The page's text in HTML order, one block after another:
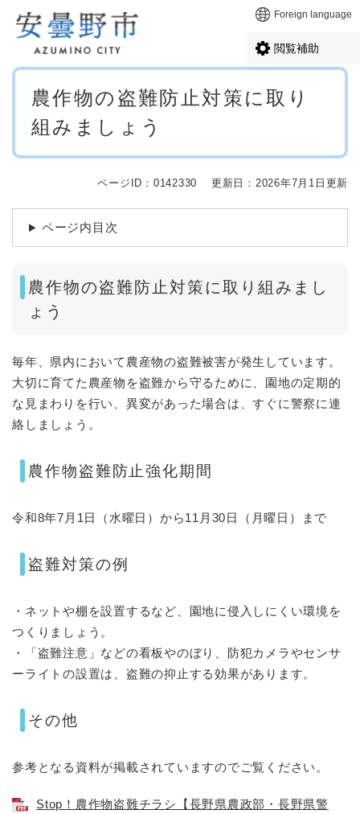
メニューを飛ばして本文へ Foreign language
閲覧補助
本
農作物の盗難防止対策に取り
組みましょう
ページID：0142330 更新日：2026年7月1日更新
ページ内目次
農作物の盗難防止対策に取り組みまし
ょう
毎年、県内において農産物の盗難被害が発生しています。
大切に育てた農産物を盗難から守るために、園地の定期的
な見まわりを行い、異変があった場合は、すぐに警察に連
絡しましょう。
農作物盗難防止強化期間
令和8年7月1日（水曜日）から11月30日（月曜日）まで
盗難対策の例
・ネットや棚を設置するなど、園地に侵入しにくい環境を
つくりましょう。
・「盗難注意」などの看板やのぼり、防犯カメラやセンサ
ーライトの設置は、盗難の抑止する効果があります。
その他
参考となる資料が掲載されていますのでご覧ください。
Stop！農作物盗難チラシ【長野県農政部・長野県警